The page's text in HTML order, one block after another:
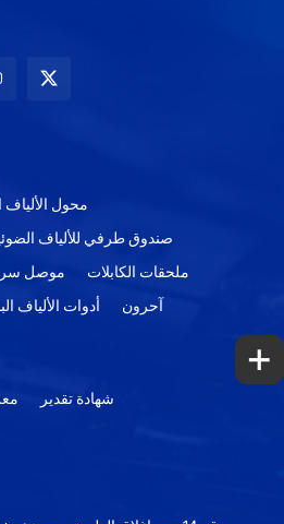
محول الألياف
صندوق طرفي للألياف
موصل
ملحقات الكابلات
أدوات الألياف آحرون
شهادة تقدير
+